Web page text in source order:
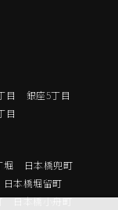
目
銀座5丁目
目
堀
日本橋兜町
日本橋堀留町
日本橋小舟町